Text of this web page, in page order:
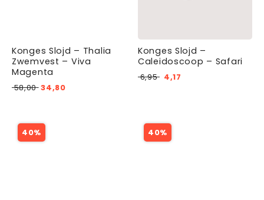
Konges Slojd – Thalia
Zwemvest – Viva
Magenta
58,0034,80
Konges Slojd –
Caleidoscoop – Safari
6,95 4,17
40% 40%